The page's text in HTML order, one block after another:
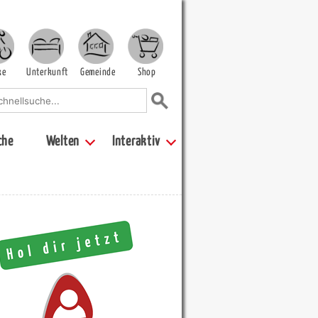
Unterkunft Gemeinde Shop
Welten Interaktiv